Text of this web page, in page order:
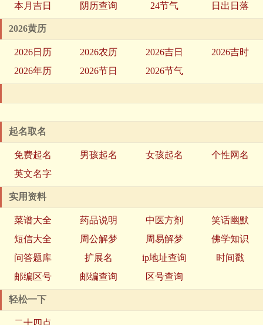
本月吉日
阴历查询 24节气 日出日落
2026黄历
2026日历 2026农历 2026吉日
2026吉时
2026年历
2026节日 2026节气
起名取名
免费起名 男孩起名 女孩起名
个性网名
英文名字
实用资料
菜谱大全 药品说明 中医方剂
笑话幽默
短信大全
周公解梦 周易解梦
佛学知识
问答题库
扩展名 ip地址查询
时间戳
邮编区号
邮编查询 区号查询
轻松一下